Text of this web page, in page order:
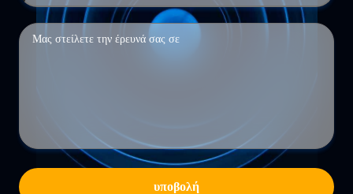
υποβολή